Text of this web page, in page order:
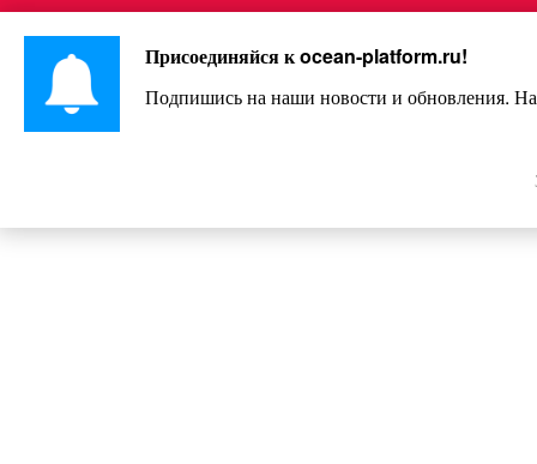
Перейти
контенту
Интересно и весело!
взгляд от
Присоединяйся кocean-platform.ru!
Подпишись на наши новости и обновления.